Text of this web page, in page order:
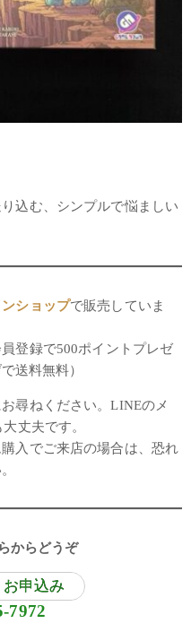
込む、シンプルで悩ましい
ショップで販売していま
登録で500ポイントプレゼ
送料無料）
尋ねください。LINEのメ
丈夫です。
入でご来店の場合は、恐れ
からどうぞ
お申込み
7972